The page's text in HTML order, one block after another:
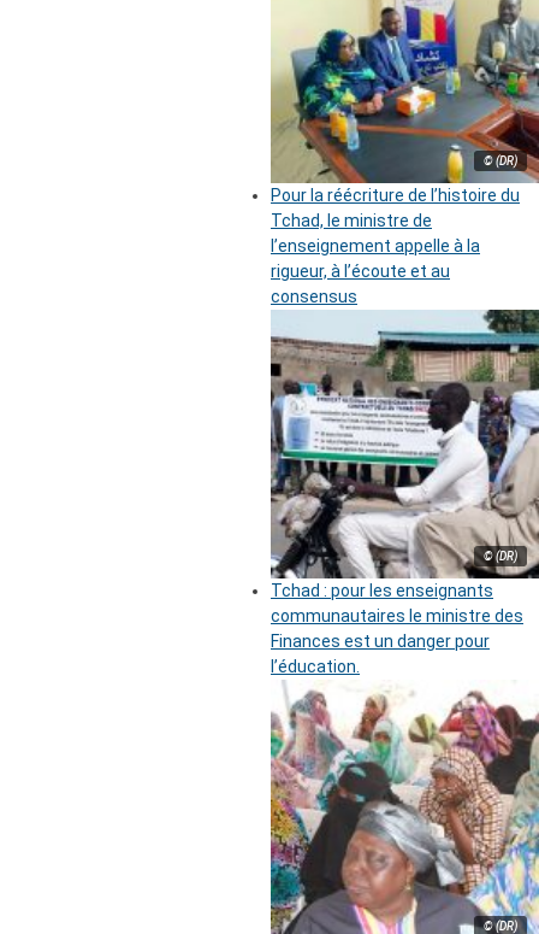
© (DR)
Pour la réécriture de l’histoire du
Tchad, le ministre de
l’enseignement appelle à la
rigueur, à l’écoute et au
consensus
© (DR)
Tchad : pour les enseignants
communautaires le ministre des
Finances est un danger pour
l’éducation.
© (DR)